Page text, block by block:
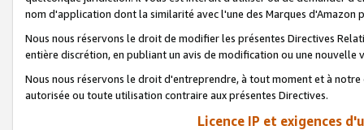
nom d'application dont la similarité avec l'une des Marques
Nous nous réservons le droit de modifier les présentes Directives
entière discrétion, en publiant un avis de modification ou une nouvelle
Nous nous réservons le droit d'entreprendre, à tout moment et à
autorisée ou toute utilisation contraire aux présentes Directives.
Licence IP et exigences